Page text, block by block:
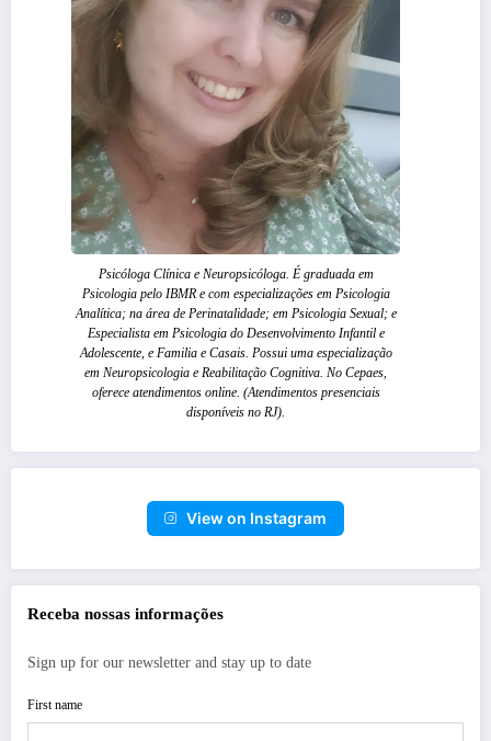
Psicóloga Clínica e Neuropsicóloga. É graduada em
Psicologia pelo IBMR e com especializações em Psicologia
Analítica; na área de Perinatalidade; em Psicologia Sexual; e
Especialista em Psicologia do Desenvolvimento Infantil e
Adolescente, e Familia e Casais. Possui uma especialização
em Neuropsicologia e Reabilitação Cognitiva. No Cepaes,
oferece atendimentos online. (Atendimentos presenciais
disponíveis no RJ).
View on Instagram
Receba nossas informações
Sign up for our newsletter and stay up to date
First name